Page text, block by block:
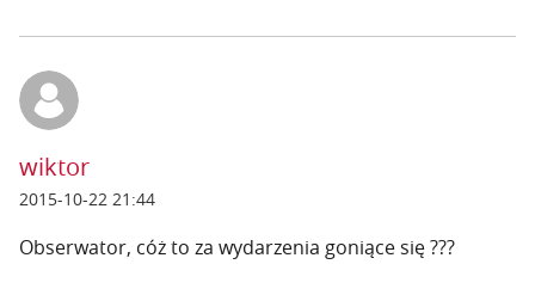
wiktor
2015-10-22 21:44
Obserwator, cóż to za wydarzenia goniące się ???